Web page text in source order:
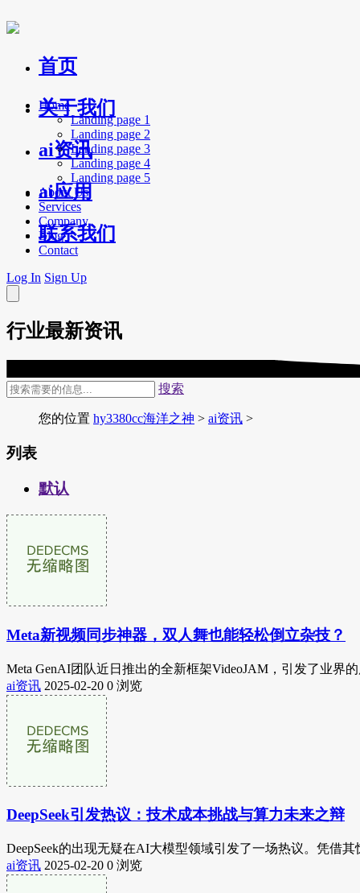
首页
关于我们
ai资讯
ai应用
联系我们
Home
Landing page 1
Landing page 2
Landing page 3
Landing page 4
Landing page 5
About Us
Services
Company
Blog
Contact
Log In Sign Up
行业最新资讯
搜索
您的位置 hy3380cc海洋之神 > ai资讯 >
列表
默认
Meta新视频同步神器，双人舞也能轻松倒立杂技？
Meta GenAI团队近日推出的全新框架VideoJAM，引发了业界
ai资讯 2025-02-20 0 浏览
DeepSeek引发热议：技术成本挑战与算力未来之辩
DeepSeek的出现无疑在AI大模型领域引发了一场热议。凭借
ai资讯 2025-02-20 0 浏览